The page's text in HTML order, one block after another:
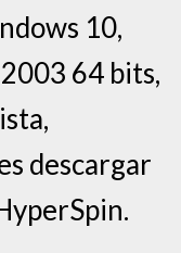
10,
64 bits,
descargar